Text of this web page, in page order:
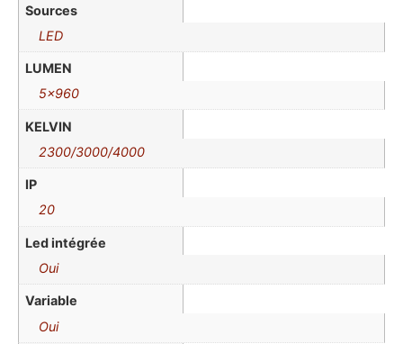
Sources
LED
LUMEN
5×960
KELVIN
2300/3000/4000
IP
20
Led intégrée
Oui
Variable
Oui